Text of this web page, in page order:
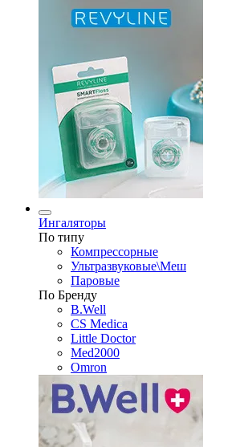
Ингаляторы
По типу
Компрессорные
Ультразвуковые\Меш
Паровые
По Бренду
B.Well
CS Medica
Little Doctor
Med2000
Omron